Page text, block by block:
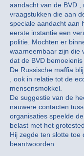
aandacht van de BVD
vraagstukken die aan
speciale aandacht aan
eerste instantie een
politie. Mochten er
waarneembaar zijn die
dat de BVD
De Russische maffia
, ook in relatie tot de
mensensmokkel.
De suggestie van de
nauwere contacten
organisaties speelde
belast met het
Hij zegde ten slotte toe
beantwoorden.